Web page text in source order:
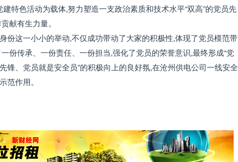
建特色活动为载体,努力塑造一支政治素质和技术水平“双高”的党员先
献有生力量。
份这一小小的举动,不仅成功带动了大家的积极性,体现了党员模范带
份传承、一份责任、一份担当,强化了党员的荣誉意识,最终形成“党
锋、党员就是安全员”的积极向上的良好氛,在沧州供电公司一线安全
范作用。